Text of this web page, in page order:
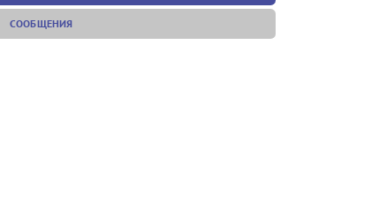
СООБЩЕНИЯ